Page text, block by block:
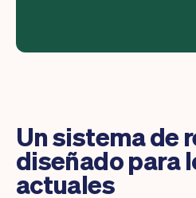
Un sistema de
diseñado para
actuales